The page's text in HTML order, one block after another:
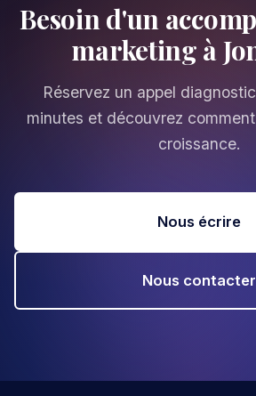
Besoin d'un
marketing à
Réservez un appel
minutes et découvrez
croissance.
Nous écrire
Nous contacter